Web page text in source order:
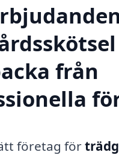
från
företag för